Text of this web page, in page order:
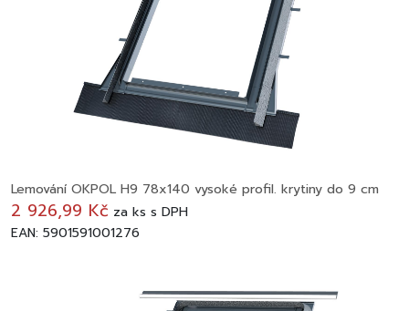
Lemování OKPOL H9 78x140 vysoké profil. krytiny do 9 cm
2 926,99 Kč za ks s DPH
EAN: 5901591001276